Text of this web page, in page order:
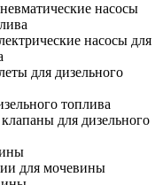
насосы
насосы для
для дизельного
топлива
для дизельного
для мочевины